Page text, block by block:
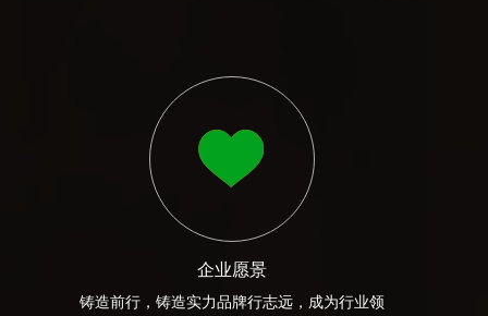
企业愿景
铸造前行，铸造实力品牌行志远，成为行业领